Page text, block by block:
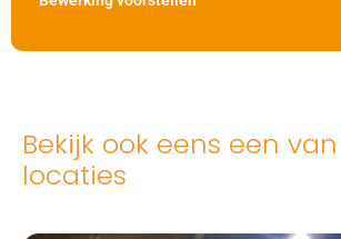
Bekijk ook eens een
locaties